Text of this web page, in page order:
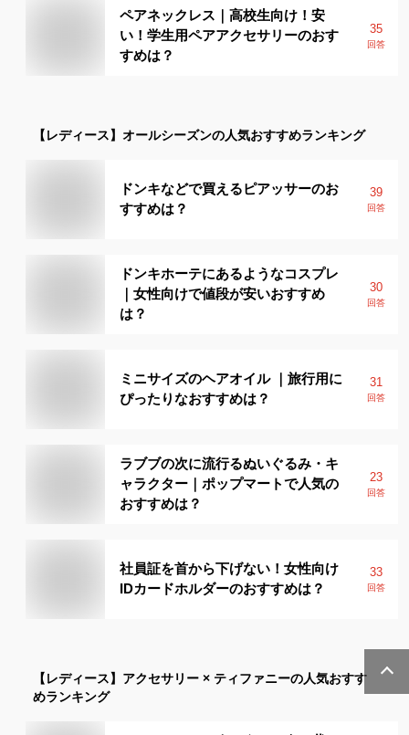
ペアネックレス｜高校生向け！安
い！学生用ペアアクセサリーのおす
すめは？
35
回答
【レディース】 オールシーズンの人気おすすめランキング
ドンキなどで買えるピアッサーのお
すすめは？
39
回答
ドンキホーテにあるようなコスプレ
｜女性向けで値段が安いおすすめ
は？
30
回答
ミニサイズのヘアオイル ｜旅行用に
ぴったりなおすすめは？
31
回答
ラブブの次に流行るぬいぐるみ・キ
ャラクター｜ポップマートで人気の
おすすめは？
23
回答
社員証を首から下げない！女性向け
IDカードホルダーのおすすめは？
33
回答
【レディース】 アクセサリー × ティファニーの人気おすす
めランキング